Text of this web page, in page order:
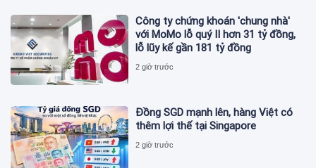
Công ty chứng khoán 'chung nhà'
với MoMo lỗ quý II hơn 31 tỷ đồng,
lỗ lũy kế gần 181 tỷ đồng
2 giờ trước
Đồng SGD mạnh lên, hàng Việt có
thêm lợi thế tại Singapore
2 giờ trước